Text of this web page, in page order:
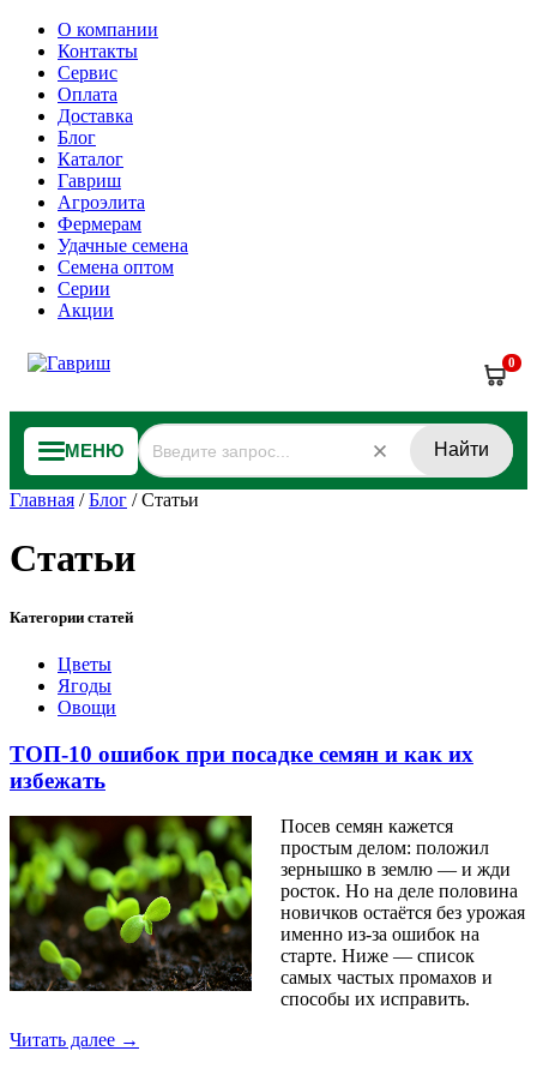
О компании
Контакты
Сервис
Оплата
Доставка
Блог
Каталог
Гавриш
Агроэлита
Фермерам
Удачные семена
Семена оптом
Серии
Акции
0
МЕНЮ Найти
Главная /Блог /Статьи
Статьи
Категории статей
Цветы
Ягоды
Овощи
ТОП-10 ошибок при посадке семян и как их
избежать
Посев семян кажется
простым делом: положил
зернышко в землю — и жди
росток. Но на деле половина
новичков остаётся без урожая
именно из-за ошибок на
старте. Ниже — список
самых частых промахов и
способы их исправить.
Читать далее →